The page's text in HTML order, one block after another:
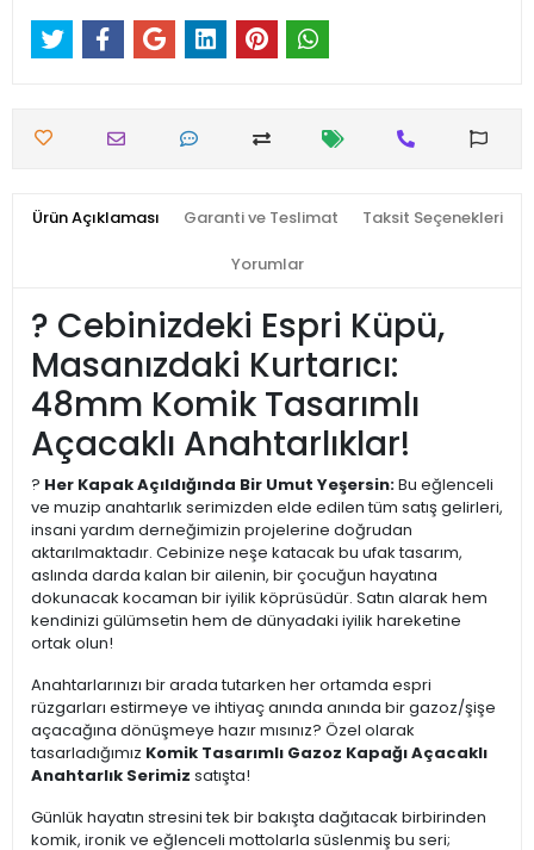
Ürün Açıklaması Garanti ve Teslimat Taksit Seçenekleri
Yorumlar
? Cebinizdeki Espri Küpü,
Masanızdaki Kurtarıcı:
48mm Komik Tasarımlı
Açacaklı Anahtarlıklar!
? Her Kapak Açıldığında Bir Umut Yeşersin:Bu eğlenceli
ve muzip anahtarlık serimizden elde edilen tüm satış gelirleri,
insani yardım derneğimizin projelerine doğrudan
aktarılmaktadır. Cebinize neşe katacak bu ufak tasarım,
aslında darda kalan bir ailenin, bir çocuğun hayatına
dokunacak kocaman bir iyilik köprüsüdür. Satın alarak hem
kendinizi gülümsetin hem de dünyadaki iyilik hareketine
ortak olun!
Anahtarlarınızı bir arada tutarken her ortamda espri
rüzgarları estirmeye ve ihtiyaç anında anında bir gazoz/şişe
açacağına dönüşmeye hazır mısınız? Özel olarak
tasarladığımız Komik Tasarımlı Gazoz Kapağı Açacaklı
Anahtarlık Serimiz satışta!
Günlük hayatın stresini tek bir bakışta dağıtacak birbirinden
komik, ironik ve eğlenceli mottolarla süslenmiş bu seri;